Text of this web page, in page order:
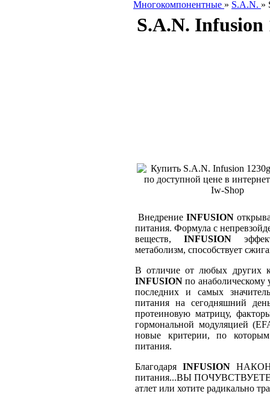
Многокомпонентные » S.A.N. »
S.A.N. Infusion
Внедрение INFUSION
питания. Формула с
веществ, INFUSION
метаболизм, способствует
В отличие от любых других
INFUSION по
последних и самых
питания на сегодняшний
протеиновую матрицу,
гормональной модуляцией
новые критерии, по
питания.
Благодаря INFUSION
питания...ВЫ ПОЧУВСТВУЕТЕ
атлет или хотите радикально